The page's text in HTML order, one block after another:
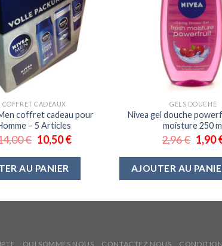
COFFRET CADEAUX
coffret cadeau pour
– 5 Articles
€ 10,50€
AU PANIER
GELS DOUCHE
Nivea gel douche
moisture 250
2,96€ 1,90
AJOUTER AU
QUI SOMMES NOUS CONTACTEZ NOUS